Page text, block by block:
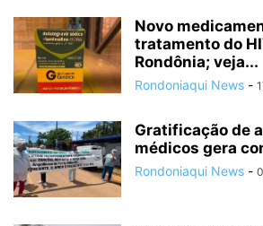
Novo
tratamento do
Rondônia; veja...
Rondoniaqui News -
Gratificação de
médicos gera
Rondoniaqui News -